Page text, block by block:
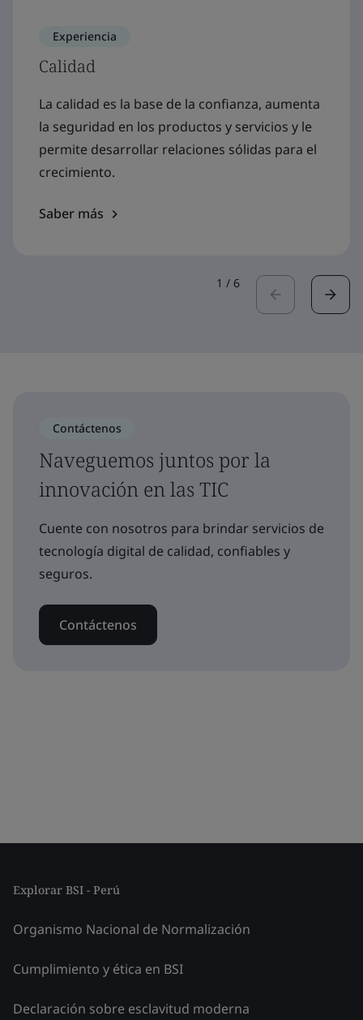
Experiencia
Calidad
La calidad es la base de la confianza, aumenta
la seguridad en los productos y servicios y le
permite desarrollar relaciones sólidas para el
crecimiento.
Saber más
1 / 6
Contáctenos
Naveguemos juntos por la
innovación en las TIC
Cuente con nosotros para brindar servicios de
tecnología digital de calidad, confiables y
seguros.
Contáctenos
Explorar BSI - Perú
Organismo Nacional de Normalización
Cumplimiento y ética en BSI
Declaración sobre esclavitud moderna